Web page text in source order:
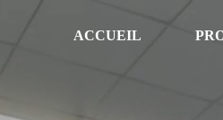
ACCUEIL